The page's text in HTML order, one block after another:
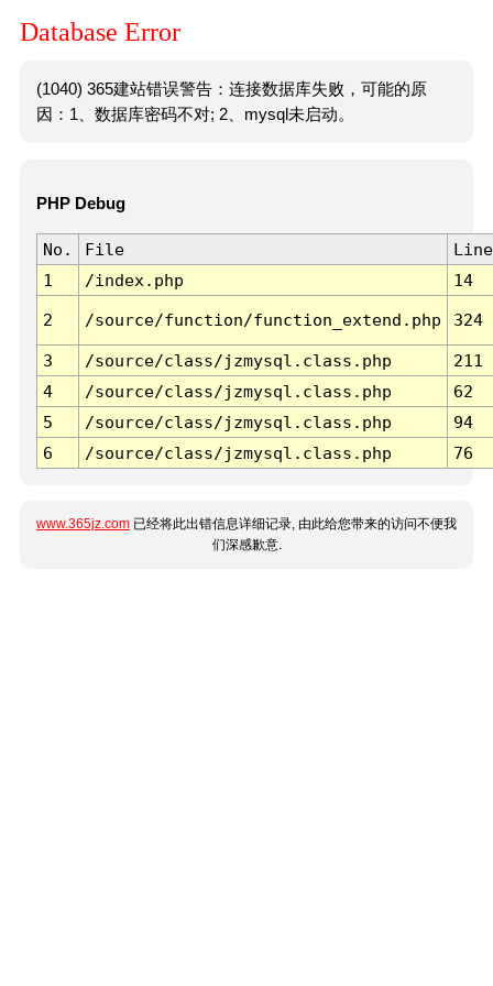
Database Error
(1040) 365建站错误警告：连接数据库失败，可能的原
因：1、数据库密码不对; 2、mysql未启动。
PHP Debug
No. File
Line
1
/index.php 14
2 /source/function/function_extend.php 324
3 /source/class/jzmysql.class.php
211
4
/source/class/jzmysql.class.php
62
5
/source/class/jzmysql.class.php
94
6
/source/class/jzmysql.class.php 76
www.365jz.com 已经将此出错信息详细记录, 由此给您带来的访问不便我
们深感歉意.